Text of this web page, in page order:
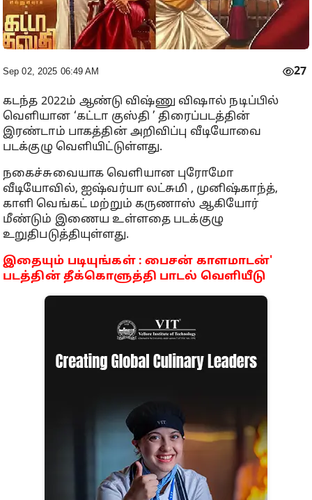
Sep 02, 2025 06:49 AM 27
கடந்த 2022ம் ஆண்டு விஷ்ணு விஷால் நடிப்பில்
வெளியான ‘கட்டா குஸ்தி ’ திரைப்படத்தின்
இரண்டாம் பாகத்தின் அறிவிப்பு வீடியோவை
படக்குழு வெளியிட்டுள்ளது.
நகைச்சுவையாக வெளியான புரோமோ
வீடியோவில், ஐஷ்வர்யா லட்சுமி , முனிஷ்காந்த்,
காளி வெங்கட் மற்றும் கருணாஸ் ஆகியோர்
மீண்டும் இணைய உள்ளதை படக்குழு
உறுதிபடுத்தியுள்ளது.
இதையும் படியுங்கள் : பைசன் காளமாடன்'
படத்தின் தீக்கொளுத்தி பாடல் வெளியீடு